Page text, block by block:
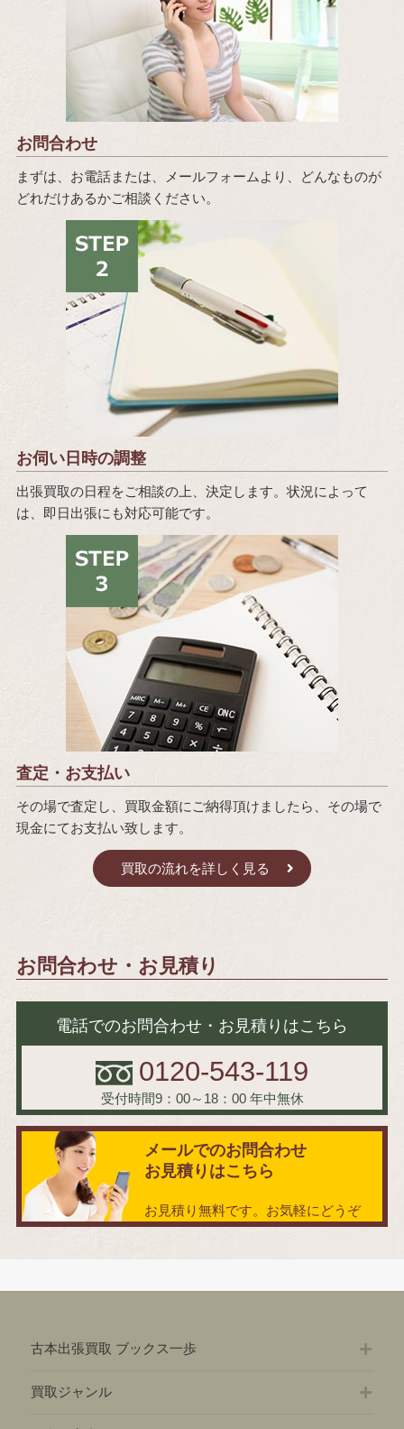
お問合わせ
まずは、お電話または、メールフォームより、どんなものが
どれだけあるかご相談ください。
お伺い日時の調整
出張買取の日程をご相談の上、決定します。状況によって
は、即日出張にも対応可能です。
査定・お支払い
その場で査定し、買取金額にご納得頂けましたら、その場で
現金にてお支払い致します。
買取の流れを詳しく見る
お問合わせ・お見積り
電話でのお問合わせ・お見積りはこちら
0120-543-119
受付時間9：00～18：00 年中無休
メールでのお問合わせ
お見積りはこちら
お見積り無料です。お気軽にどうぞ
古本出張買取 ブックス一歩
買取ジャンル